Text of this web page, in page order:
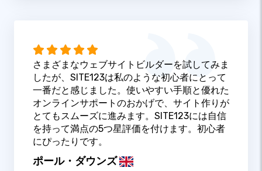
さまざまなウェブサイトビルダーを試してみま
したが、SITE123は私のような初心者にとって
一番だと感じました。使いやすい手順と優れた
オンラインサポートのおかげで、サイト作りが
とてもスムーズに進みます。SITE123には自信
を持って満点の5つ星評価を付けます。初心者
にぴったりです。
ポール・ダウンズ